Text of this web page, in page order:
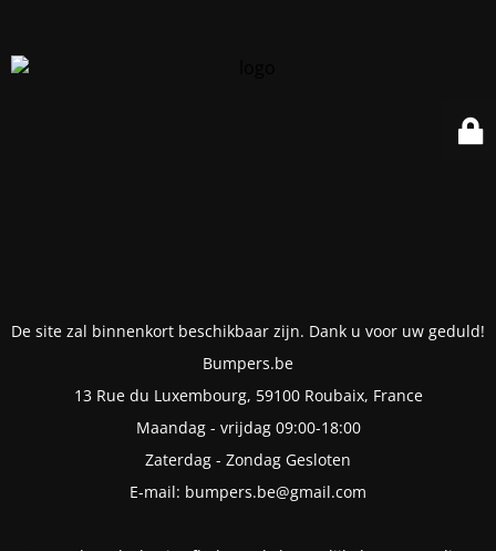
De site zal binnenkort beschikbaar zijn. Dank u voor uw geduld!
Bumpers.be
13 Rue du Luxembourg, 59100 Roubaix, France
Maandag - vrijdag 09:00-18:00
Zaterdag - Zondag Gesloten
E-mail: bumpers.be@gmail.com